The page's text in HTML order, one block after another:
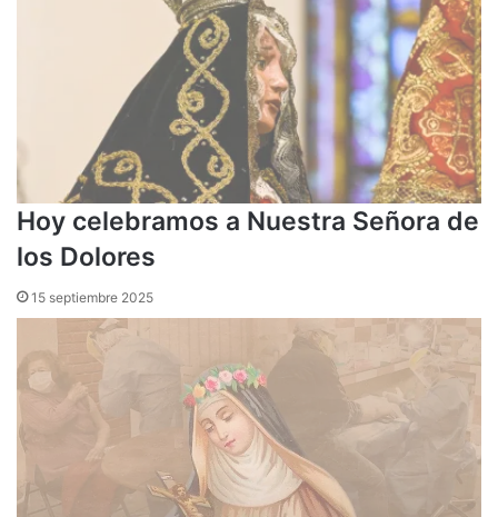
Hoy celebramos a Nuestra Señora de
los Dolores
15 septiembre 2025